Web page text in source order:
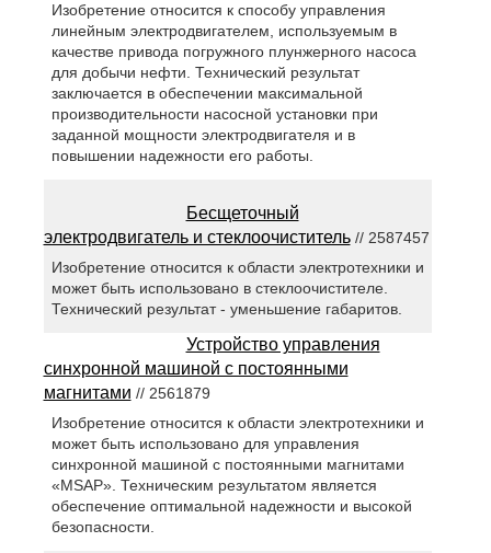
Изобретение относится к способу управления
линейным электродвигателем, используемым в
качестве привода погружного плунжерного насоса
для добычи нефти. Технический результат
заключается в обеспечении максимальной
производительности насосной установки при
заданной мощности электродвигателя и в
повышении надежности его работы.
Бесщеточный
электродвигатель и стеклоочиститель// 2587457
Изобретение относится к области электротехники и
может быть использовано в стеклоочистителе.
Технический результат - уменьшение габаритов.
Устройство управления
синхронной машиной с постоянными
магнитами // 2561879
Изобретение относится к области электротехники и
может быть использовано для управления
синхронной машиной с постоянными магнитами
«MSAP». Техническим результатом является
обеспечение оптимальной надежности и высокой
безопасности.